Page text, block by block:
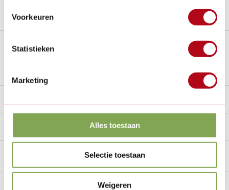
Voorkeuren
Statistieken
Marketing
Alles toestaan
Selectie toestaan
Weigeren
Beschrijving
dagen bedenktijd